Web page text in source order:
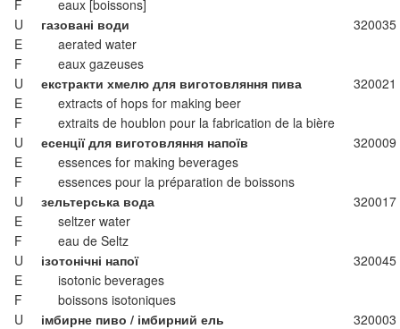
F
eaux [boissons]
U
газовані води
320035
E
aerated water
F
eaux gazeuses
U
екстракти хмелю для виготовляння пива
320021
E
extracts of hops for making beer
F
extraits de houblon pour la fabrication de la bière
U
есенції для виготовляння напоїв
320009
E
essences for making beverages
F
essences pour la préparation de boissons
U
зельтерська вода
320017
E
seltzer water
F
eau de Seltz
U
ізотонічні напої
320045
E
isotonic beverages
F
boissons isotoniques
U
імбирне пиво / імбирний ель
320003